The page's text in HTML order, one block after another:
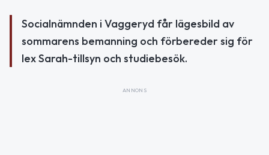
Socialnämnden i Vaggeryd får lägesbild av
sommarens bemanning och förbereder sig för
lex Sarah-tillsyn och studiebesök.
ANNONS